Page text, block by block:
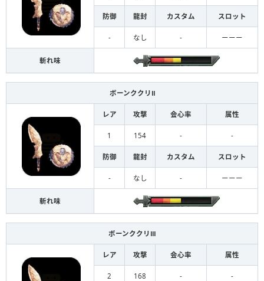
防御 龍封 カスタム スロット
- なし - ーーー
斬れ味
ボーンククリⅡ
レア 攻撃 会心率 属性
1 154 - -
防御 龍封 カスタム スロット
- なし - ーーー
斬れ味
ボーンククリⅢ
レア 攻撃 会心率 属性
2 168 - -